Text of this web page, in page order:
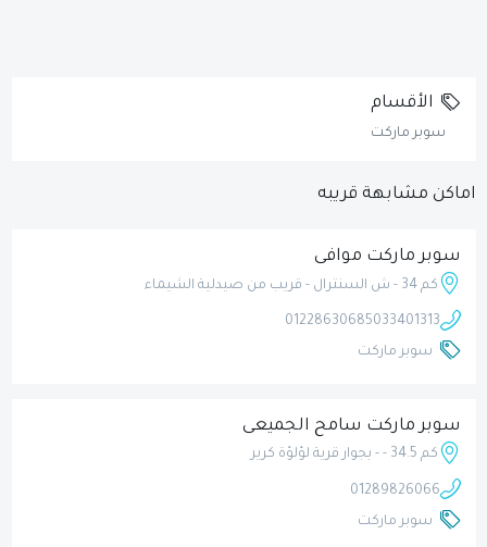
الأقسام
سوبر ماركت
اماكن مشابهة قريبه
سوبر ماركت موافى
كم 34 - ش السنترال - قريب من صيدلية الشيماء
033401313
01228630685
سوبر ماركت
سوبر ماركت سامح الجميعى
كم 34.5 - - بجوار قرية لؤلؤة كرير
01289826066
سوبر ماركت